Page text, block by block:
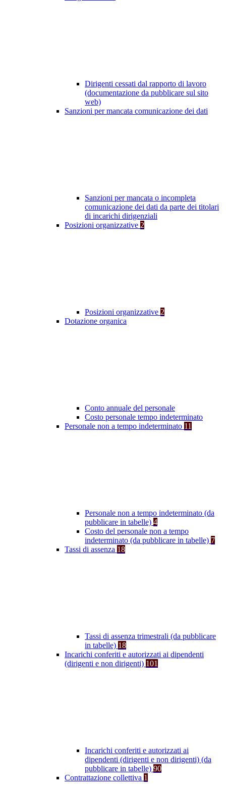
Dirigenti cessati dal rapporto di lavoro
(documentazione da pubblicare sul sito
web)
Sanzioni per mancata comunicazione dei dati
Sanzioni per mancata o incompleta
comunicazione dei dati da parte dei titolari
di incarichi dirigenziali
Posizioni organizzative 2
Posizioni organizzative 2
Dotazione organica
Conto annuale del personale
Costo personale tempo indeterminato
Personale non a tempo indeterminato 11
Personale non a tempo indeterminato (da
pubblicare in tabelle) 4
Costo del personale non a tempo
indeterminato (da pubblicare in tabelle) 7
Tassi di assenza 18
Tassi di assenza trimestrali (da pubblicare
in tabelle) 18
Incarichi conferiti e autorizzati ai dipendenti
(dirigenti e non dirigenti) 101
Incarichi conferiti e autorizzati ai
dipendenti (dirigenti e non dirigenti) (da
pubblicare in tabelle) 90
Contrattazione collettiva 1